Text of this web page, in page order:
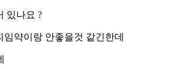
있나요 ?
약이랑 안좋을것 같긴한데